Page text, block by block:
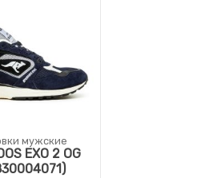
мужские
EXO 2 OG